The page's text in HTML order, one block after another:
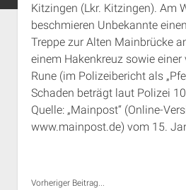
Aktuelles
Termine
Antifaschistische
Antifaschistische
Rechte Termine im
Rechte Termine
Chronologie
Das Archiv
a.i.d.a. e. V.
Über a.i.d.a.
Impressum
Kitzingen (Lkr. Kitzingen). Am
beschmieren Unbekannte
Treppe zur Alten Mainbrücke
einem Hakenkreuz sowie einer
Rune (im Polizeibericht als
Schaden beträgt laut Polizei
Quelle: „Mainpost“ (Online-
www.mainpost.de) vom 15.
Vorheriger Beitrag...